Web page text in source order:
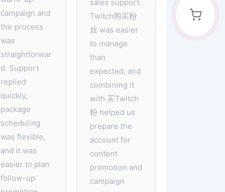
campaign and
the process
was
straightforwar
d. Support
replied
quickly,
package
scheduling
was flexible,
and it was
easier to plan
follow-up
sales support.
Twitch购买粉
丝 was easier
to manage
than
expected, and
combining it
with 买Twitch
粉 helped us
prepare the
account for
content
promotion and
campaign